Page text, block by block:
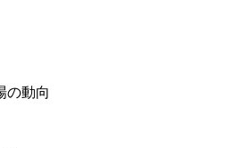
の動向